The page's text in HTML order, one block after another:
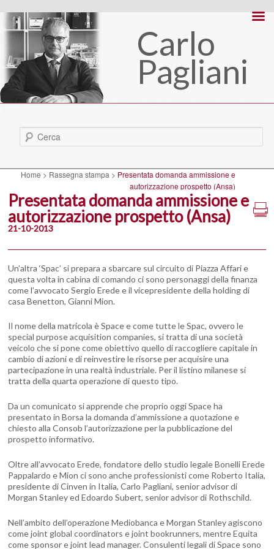
Carlo
Pagliani
Cerca
Home > Rassegna stampa > Presentata domanda ammissione e
autorizzazione prospetto (Ansa)
Presentata domanda ammissione e
autorizzazione prospetto (Ansa)
21-10-2013
Un’altra ‘Spac’ si prepara a sbarcare sul circuito di Piazza Affari e
questa volta in cabina di comando ci sono personaggi della finanza
come l’avvocato Sergio Erede e il vicepresidente della holding di
casa Benetton, Gianni Mion.
Il nome della matricola è Space e come tutte le Spac, ovvero le
special purpose acquisition companies, si tratta di una società
veicolo che si pone come obiettivo quello di raccogliere capitale in
cambio di azioni e di reinvestire le risorse per acquisire una
partecipazione in una realtà industriale. Per il listino milanese si
tratta della quarta operazione di questo tipo.
Da un comunicato si apprende che proprio oggi Space ha
presentato in Borsa la domanda d’ammissione a quotazione e
chiesto alla Consob l’autorizzazione per la pubblicazione del
prospetto informativo.
Oltre all’avvocato Erede, fondatore dello studio legale Bonelli Erede
Pappalardo e Mion ci sono anche professionisti come Roberto Italia,
presidente di Cinven in Italia, Carlo Pagliani, senior advisor di
Morgan Stanley ed Edoardo Subert, senior advisor di Rothschild.
Nell’ambito dell’operazione Mediobanca e Morgan Stanley agiscono
come joint global coordinators e joint bookrunners, mentre Equita
come sponsor e joint lead manager. Consulenti legali di Space sono